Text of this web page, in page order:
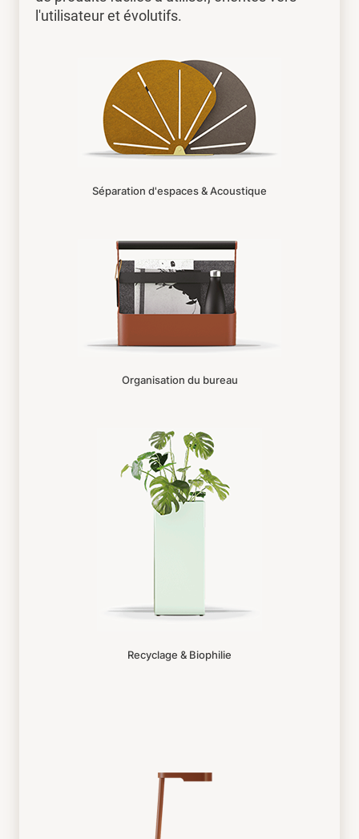
l'utilisateur et évolutifs.
Séparation d'espaces & Acoustique
Organisation du bureau
Recyclage & Biophilie